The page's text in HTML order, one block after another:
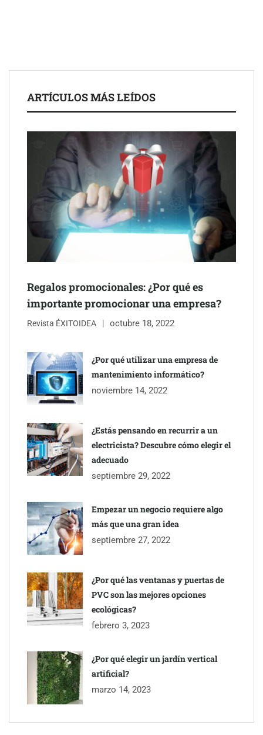
La luz roja, el nuevo aftersun, actúa en la recuperación de la piel
Eulalia Roig lanza ‘The Journal’, una revista digital mensual de
entrevistas y fotografía editorial
inmobiliarios: hasta 82% de ahorro por cobro
Gestoría Online reduce a unas horas el alta de autónomo
ARTÍCULOS MÁS LEÍDOS
Regalos promocionales: ¿Por qué es
importante promocionar una empresa?
Revista ÉXITOIDEA octubre 18, 2022
¿Por qué utilizar una empresa de
mantenimiento informático?
noviembre 14, 2022
¿Estás pensando en recurrir a un
electricista? Descubre cómo elegir el
adecuado
septiembre 29, 2022
Empezar un negocio requiere algo
más que una gran idea
septiembre 27, 2022
¿Por qué las ventanas y puertas de
PVC son las mejores opciones
ecológicas?
febrero 3, 2023
¿Por qué elegir un jardín vertical
artificial?
marzo 14, 2023